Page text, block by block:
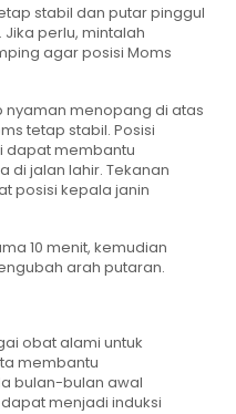
stabil dan putar pinggul
perlu, mintalah
agar posisi Moms
nyaman menopang di atas
tetap stabil. Posisi
dapat membantu
di jalan lahir. Tekanan
posisi kepala janin
10 menit, kemudian
arah putaran.
obat alami untuk
membantu
bulan-bulan awal
menjadi induksi